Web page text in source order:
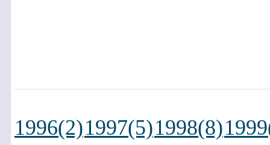
1996(2)1997(5)1998(8)